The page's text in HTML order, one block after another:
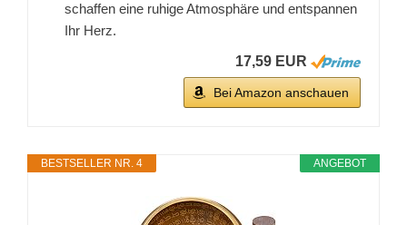
schaffen eine ruhige Atmosphäre und entspannen
Ihr Herz.
17,59 EUR
Bei Amazon anschauen
ANGEBOT
BESTSELLER NR. 4